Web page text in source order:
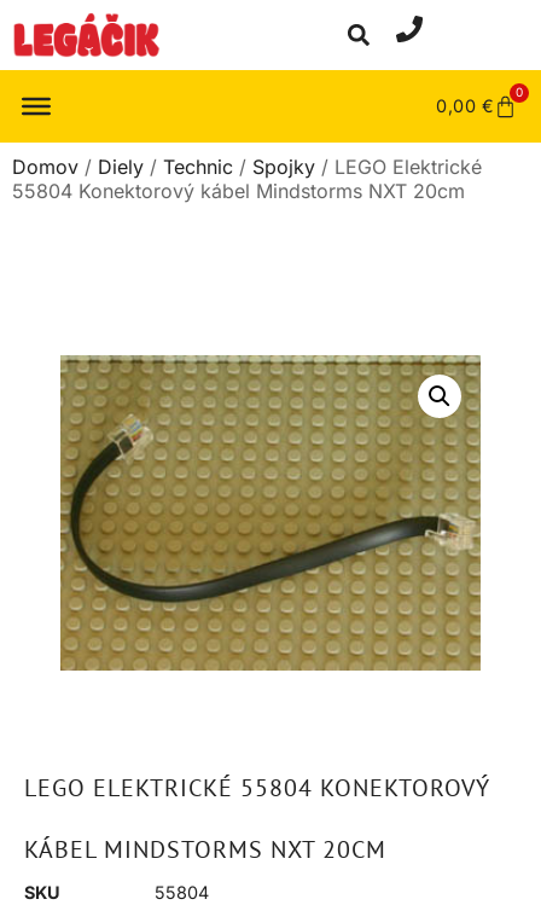
0,00 €
0
Domov / Diely / Technic / Spojky / LEGO Elektrické
55804 Konektorový kábel Mindstorms NXT 20cm
LEGO ELEKTRICKÉ 55804 KONEKTOROVÝ
KÁBEL MINDSTORMS NXT 20CM
SKU
55804